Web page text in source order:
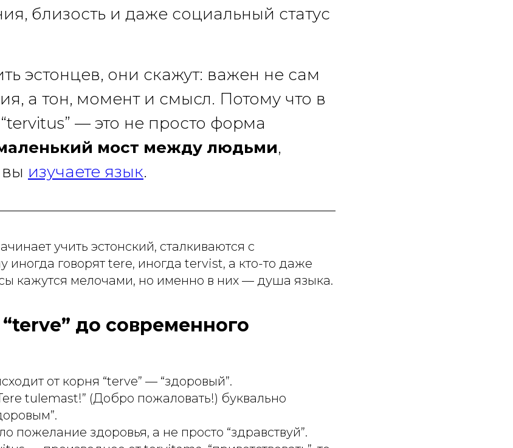
близость и даже социальный статус
эстонцев, они скажут: важен не сам
а тон, момент и смысл. Потому что в
— это не просто форма
мост между людьми,
изучаете язык.
учить эстонский, сталкиваются с
иногда говорят tere, иногда tervist, а кто-то даже
кажутся мелочами, но именно в них — душа языка.
до современного
от корня “terve” — “здоровый”.
tulemast!” (Добро пожаловать!) буквально
пожелание здоровья, а не просто “здравствуй”.